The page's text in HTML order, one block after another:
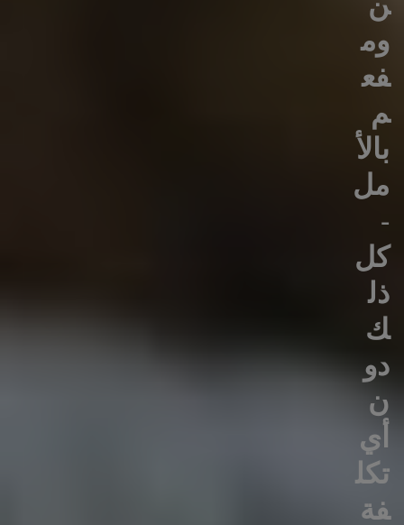
وم
فع
م
بالأ
مل
-
كل
ذل
ك
دو
ن
أي
تكل
فة